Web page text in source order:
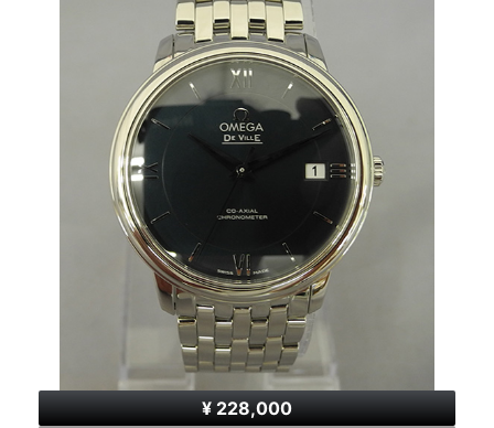
¥ 228,000